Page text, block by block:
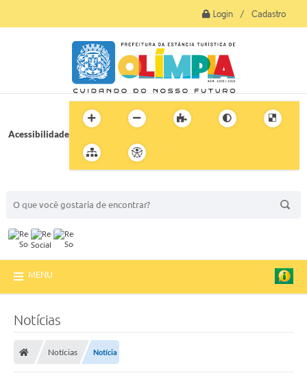
Login / Cadastro
Acessibilidade
MENU
Notícias
Notícias Notícia